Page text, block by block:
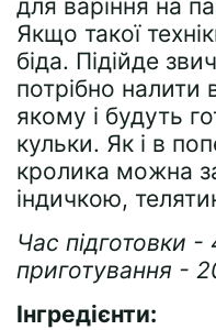
для варіння на
Якщо такої
біда. Підійде
потрібно налити
якому і будуть
кульки. Як і в
кролика можна
індичкою,
Час підготовки
приготування -
Інгредієнти: